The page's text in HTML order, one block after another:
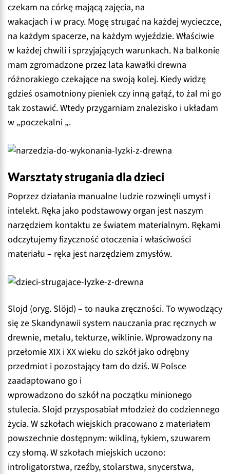
czekam na córkę mającą zajęcia, na
wakacjach i w pracy. Mogę strugać na każdej wycieczce,
na każdym spacerze, na każdym wyjeździe. Właściwie
w każdej chwili i sprzyjających warunkach. Na balkonie
mam zgromadzone przez lata kawałki drewna
różnorakiego czekające na swoją kolej. Kiedy widzę
gdzieś osamotniony pieniek czy inną gałąź, to żal mi go
tak zostawić. Wtedy przygarniam znalezisko i układam
w „poczekalni „.
Warsztaty strugania dla dzieci
Poprzez działania manualne ludzie rozwinęli umysł i
intelekt. Ręka jako podstawowy organ jest naszym
narzędziem kontaktu ze światem materialnym. Rękami
odczytujemy fizyczność otoczenia i właściwości
materiału – ręka jest narzędziem zmysłów.
Slojd (oryg. Slöjd) – to nauka zręczności. To wywodzący
się ze Skandynawii system nauczania prac ręcznych w
drewnie, metalu, tekturze, wiklinie. Wprowadzony na
przełomie XIX i XX wieku do szkół jako odrębny
przedmiot i pozostający tam do dziś. W Polsce
zaadaptowano go i
wprowadzono do szkół na początku minionego
stulecia. Slojd przysposabiał młodzież do codziennego
życia. W szkołach wiejskich pracowano z materiałem
powszechnie dostępnym: wikliną, łykiem, szuwarem
czy słomą. W szkołach miejskich uczono:
introligatorstwa, rzeźby, stolarstwa, snycerstwa,